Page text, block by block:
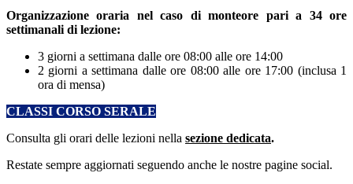
Organizzazione oraria nel caso di monteore pari a 34 ore
settimanali di lezione:
3 giorni a settimana dalle ore 08:00 alle ore 14:00
2 giorni a settimana dalle ore 08:00 alle ore 17:00 (inclusa 1
ora di mensa)
CLASSI CORSO SERALE
Consulta gli orari delle lezioni nella sezione dedicata.
Restate sempre aggiornati seguendo anche le nostre pagine social.